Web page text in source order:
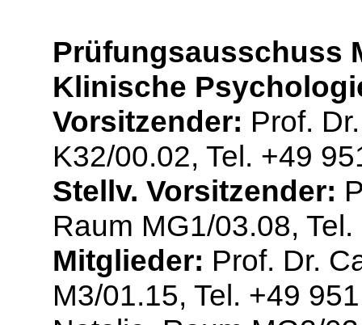
Prüfungsausschuss
Klinische
Vorsitzender: Prof.
K32/00.02, Tel. +49
Stellv. Vorsitzender:
Raum MG1/03.08,
Mitglieder: Prof. Dr.
M3/01.15, Tel. +49